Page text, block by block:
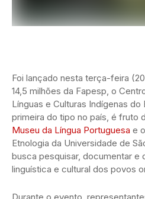
Foi lançado nesta terça-feira
14,5 milhões da Fapesp, o
Línguas e Culturas Indígenas do
primeira do tipo no país, é fruto
Museu da Língua Portuguesa e
Etnologia da Universidade de
busca pesquisar, documentar e
linguística e cultural dos povos